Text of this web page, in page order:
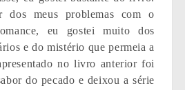
dos meus problemas com o
eu gostei muito dos
e do mistério que permeia a
no livro anterior foi
do pecado e deixou a série